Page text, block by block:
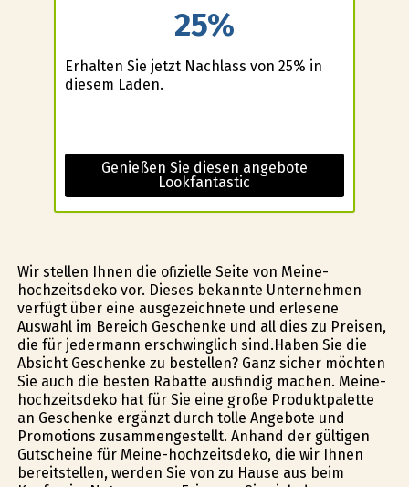
25%
Erhalten Sie jetzt Nachlass von 25% in
diesem Laden.
Genießen Sie diesen angebote
Lookfantastic
Wir stellen Ihnen die ofizielle Seite von Meine-
hochzeitsdeko vor. Dieses bekannte Unternehmen
verfügt über eine ausgezeichnete und erlesene
Auswahl im Bereich Geschenke und all dies zu Preisen,
die für jedermann erschwinglich sind.Haben Sie die
Absicht Geschenke zu bestellen? Ganz sicher möchten
Sie auch die besten Rabatte ausfindig machen. Meine-
hochzeitsdeko hat für Sie eine große Produktpalette
an Geschenke ergänzt durch tolle Angebote und
Promotions zusammengestellt. Anhand der gültigen
Gutscheine für Meine-hochzeitsdeko, die wir Ihnen
bereitstellen, werden Sie von zu Hause aus beim